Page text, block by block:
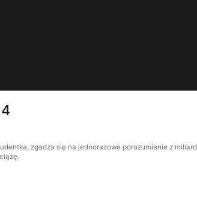
zgadza się na jednorazowe porozumienie z